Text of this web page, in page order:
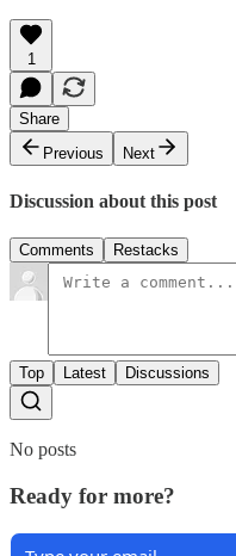
1
Share
Previous
Next
Discussion about this post
Comments Restacks
Top Latest Discussions
No posts
Ready for more?